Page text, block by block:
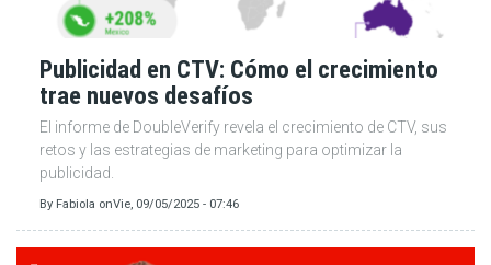
Publicidad en CTV: Cómo el crecimiento
trae nuevos desafíos
El informe de DoubleVerify revela el crecimiento de CTV, sus
retos y las estrategias de marketing para optimizar la
publicidad.
By Fabiola onVie, 09/05/2025 - 07:46